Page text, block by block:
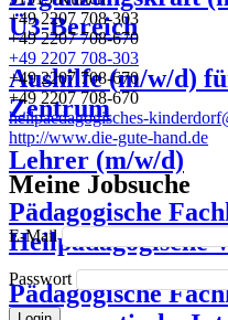
Arbeitsfeld 1
Kinder und Jugendliche
Menschen in
Menschen mit
Funktion
Fachkraft
Nicht-Fachkraft
Beschäftigungsdauer
befristet
Beschäftigungsumfang
http://www.die-gute-hand.de
Ü3-Bereich
Aushilfe (m/w/d)
Zentrum
Lehrer (m/w/d)
Pädagogische
Heilpädagogische
Pädagogische
+49 2207 708-303
+49 2207 708-670
+49 2207 708-303
+49 2207 708-670
+49 2207 708-670
heilpaedagogisches-
http://www.die-gute-hand.de
Meine Jobsuche
E-Mail
Passwort